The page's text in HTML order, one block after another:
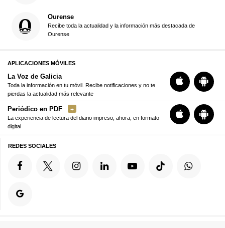
Ourense
Recibe toda la actualidad y la información más destacada de
Ourense
APLICACIONES MÓVILES
La Voz de Galicia
Toda la información en tu móvil. Recibe notificaciones y no te
pierdas la actualidad más relevante
Periódico en PDF
La experiencia de lectura del diario impreso, ahora, en formato
digital
REDES SOCIALES